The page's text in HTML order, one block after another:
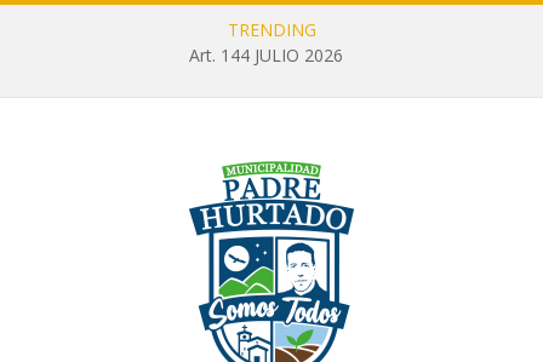
TRENDING
Art. 144 JULIO 2026